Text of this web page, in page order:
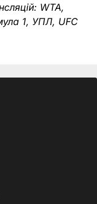
WTA,
1, УПЛ, UFC